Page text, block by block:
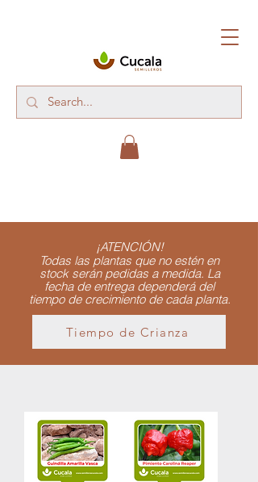
¡ATENCIÓN!
Todas las plantas que no estén en
stock serán pedidas a medida. La
fecha de entrega dependerá del
tiempo de crecimiento de cada planta.
Tiempo de Crianza